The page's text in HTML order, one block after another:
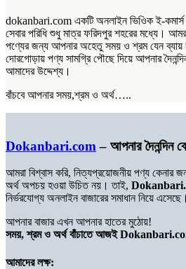
dokanbari.com একটি অনলাইন ভিওিক ই-
সেবার পরিধি শুধু মাত্র ফরিদপুর শহরের মধ্যে।
পণ্যের জন্য আপনার অহেতু সময় ও শ্রম যেন ব্যায়
দোরগোড়ায় পণ্য সামগ্রি পৌছে দিয়ে আপনার
আমাদের উদ্দেশ্য।
বাঁচবে আপনার সময়,শ্রম ও অর্থ…..
Dokanbari.com – আপনার দৈনন্দিন
আমরা বিশ্বাস করি, নিত্যপ্রয়োজনীয় পণ্য কেনার
অর্থ অপচয় হওয়া উচিত নয়। তাই,
নির্ভরযোগ্য অনলাইন বাজারের সমাধান নিয়ে এসেছে।
আপনার বাজার এখন আপনার হাতের মুঠোয়!
সময়, শ্রম ও অর্থ বাঁচাতে আজই
আমাদের লক্ষ: